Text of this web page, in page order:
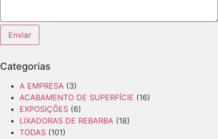
Enviar
Categorias
A EMPRESA (3)
ACABAMENTO DE SUPERFÍCIE (16)
EXPOSIÇÕES (6)
LIXADORAS DE REBARBA (18)
TODAS (101)